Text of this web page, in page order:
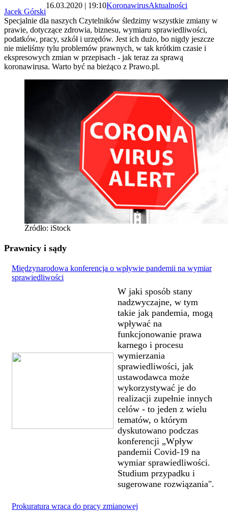
Jacek Górski
16.03.2020 | 19:10KoronawirusAktualności
Specjalnie dla naszych Czytelników śledzimy wszystkie zmiany w
prawie, dotyczące zdrowia, biznesu, wymiaru sprawiedliwości,
podatków, pracy, szkół i urzędów. Jest ich dużo, bo nigdy jeszcze
nie mieliśmy tylu problemów prawnych, w tak krótkim czasie i
ekspresowych zmian w przepisach - jak teraz za sprawą
koronawirusa. Warto być na bieżąco z Prawo.pl.
Źródło: iStock
Prawnicy i sądy
Międzynarodowa konferencja o wpływie pandemii na wymiar
sprawiedliwości
W jaki sposób stany
nadzwyczajne, w tym
takie jak pandemia, mogą
wpływać na
funkcjonowanie prawa
karnego i procesu
wymierzania
sprawiedliwości, jak
ustawodawca może
wykorzystywać je do
realizacji zupełnie innych
celów - to jeden z wielu
tematów, o którym
dyskutowano podczas
konferencji „Wpływ
pandemii Covid-19 na
wymiar sprawiedliwości.
Studium przypadku i
sugerowane rozwiązania".
Prokuratura wraca do pracy zmianowej